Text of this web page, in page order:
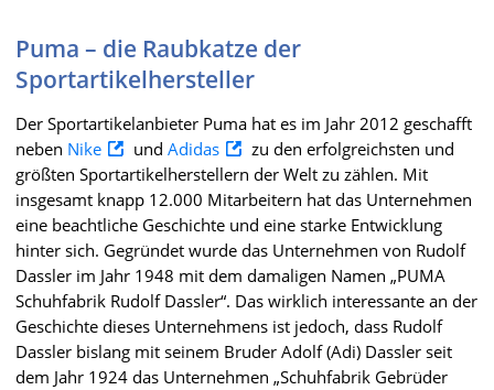
Puma – die Raubkatze der
Sportartikelhersteller
Der Sportartikelanbieter Puma hat es im Jahr 2012 geschafft
neben Nike und Adidas
zu den erfolgreichsten und
größten Sportartikelherstellern der Welt zu zählen. Mit
insgesamt knapp 12.000 Mitarbeitern hat das Unternehmen
eine beachtliche Geschichte und eine starke Entwicklung
hinter sich. Gegründet wurde das Unternehmen von Rudolf
Dassler im Jahr 1948 mit dem damaligen Namen „PUMA
Schuhfabrik Rudolf Dassler“. Das wirklich interessante an der
Geschichte dieses Unternehmens ist jedoch, dass Rudolf
Dassler bislang mit seinem Bruder Adolf (Adi) Dassler seit
dem Jahr 1924 das Unternehmen „Schuhfabrik Gebrüder